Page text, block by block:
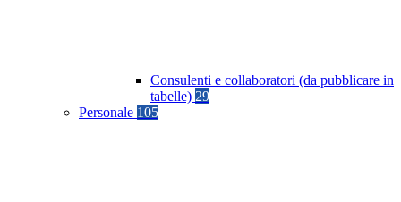
Consulenti e collaboratori (da pubblicare in
tabelle) 29
Personale 105